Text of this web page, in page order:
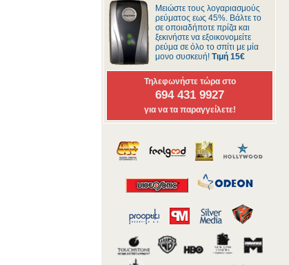
Μειώστε τους λογαριασμούς
ρεύματος εως 45%. Βάλτε το
σε οποιαδήποτε πρίζα και
ξεκινήστε να εξοικονομείτε
ρεύμα σε όλο το σπίτι με μία
μονο συσκευή! Τιμή 15€
Τηλεφωνήστε τώρα στο
694 431 9927
για να τα παραγγείλετε!